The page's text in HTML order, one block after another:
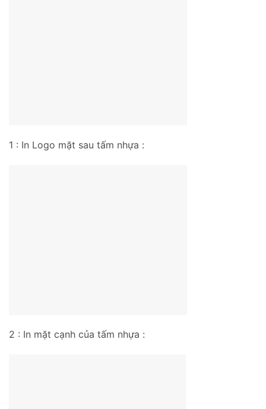
1 : In Logo mặt sau tấm nhựa :
2 : In mặt cạnh của tấm nhựa :